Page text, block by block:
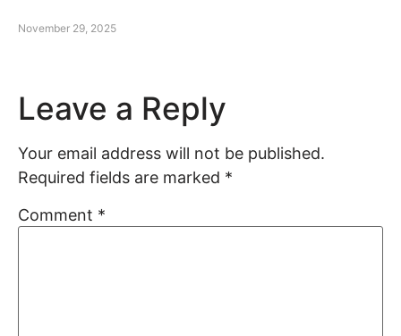
November 29, 2025
Leave a Reply
Your email address will not be published.
Required fields are marked *
Comment *